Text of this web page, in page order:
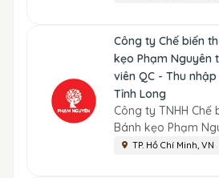
Công ty Chế biến
kẹo Phạm Nguyên
viên QC - Thu
Tỉnh Long
Công ty TNHH
Bánh kẹo Phạm
TP. Hồ Chí Minh, VN